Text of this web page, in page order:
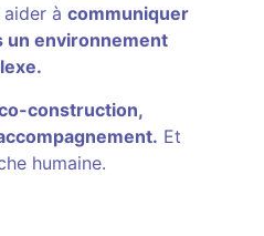
aider àcommuniquer
un environnement
construction,
Et
humaine.